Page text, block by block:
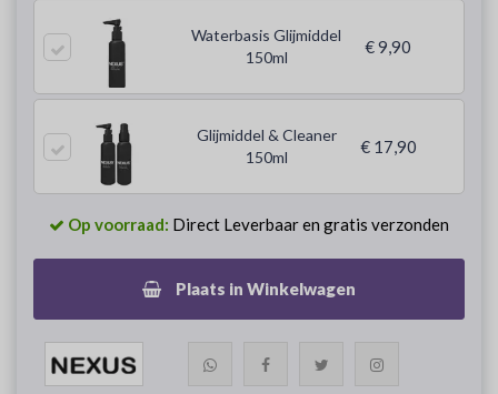
Waterbasis Glijmiddel
150ml
€ 9,90
Glijmiddel & Cleaner
150ml
€ 17,90
Op voorraad: Direct Leverbaar en gratis verzonden
Plaats in Winkelwagen